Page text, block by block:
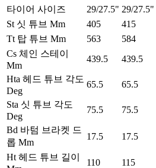
타이어 사이즈
29/27.5" 29/27.5"
St 싯 튜브 Mm
405 415
Tt 탑 튜브 Mm
563 584
Cs 체인 스테이
Mm
439.5 439.5
Hta 헤드 튜브 각도
Deg
65.5 65.5
Sta 싯 튜브 각도
Deg
75.5 75.5
Bd 바텀 브라켓 드
롭 Mm
17.5 17.5
Ht 헤드 튜브 길이
110 115